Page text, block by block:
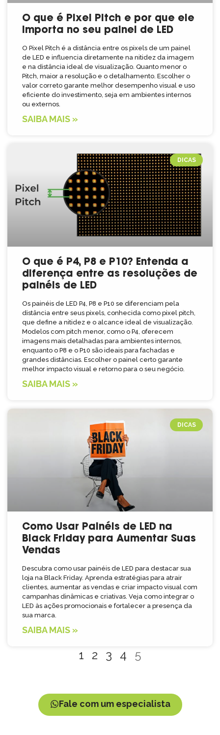
O que é Pixel Pitch e por que ele
importa no seu painel de LED
O Pixel Pitch é a distância entre os pixels de um painel
de LED e influencia diretamente na nitidez da imagem
e na distância ideal de visualização. Quanto menor o
Pitch, maior a resolução e o detalhamento. Escolher o
valor correto garante melhor desempenho visual e uso
eficiente do investimento, seja em ambientes internos
ou externos.
SAIBA MAIS »
DICAS
O que é P4, P8 e P10? Entenda a
diferença entre as resoluções de
painéis de LED
Os painéis de LED P4, P8 e P10 se diferenciam pela
distância entre seus pixels, conhecida como pixel pitch,
que define a nitidez e o alcance ideal de visualização.
Modelos com pitch menor, como o P4, oferecem
imagens mais detalhadas para ambientes internos,
enquanto o P8 e o P10 são ideais para fachadas e
grandes distâncias. Escolher o painel certo garante
melhor impacto visual e retorno para o seu negócio.
SAIBA MAIS »
DICAS
Como Usar Painéis de LED na
Black Friday para Aumentar Suas
Vendas
Descubra como usar painéis de LED para destacar sua
loja na Black Friday. Aprenda estratégias para atrair
clientes, aumentar as vendas e criar impacto visual com
campanhas dinâmicas e criativas. Veja como integrar o
LED às ações promocionais e fortalecer a presença da
sua marca.
SAIBA MAIS »
1 2 3 4 5
Fale com um especialista